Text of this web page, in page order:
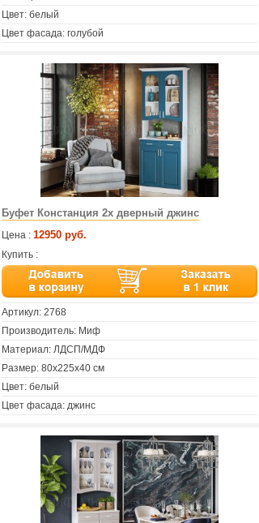
Цвет: белый
Цвет фасада: голубой
Буфет Констанция 2х дверный джинс
Цена : 12950 руб.
Купить :
Артикул: 2768
Производитель: Миф
Материал: ЛДСП/МДФ
Размер: 80х225х40 см
Цвет: белый
Цвет фасада: джинс